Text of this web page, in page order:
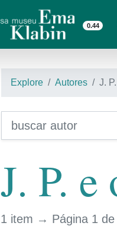
0.44
Explore Autores J.
J. P. e
1 item → Página 1 de